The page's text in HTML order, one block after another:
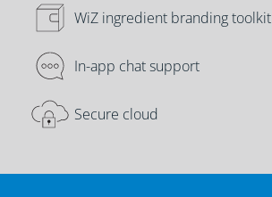
WiZ ingredient branding toolkit
In-app chat support
Secure cloud